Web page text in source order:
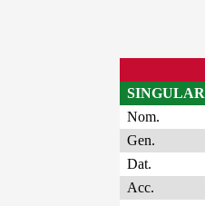
SINGULAR
Nom.
Gen.
Dat.
Acc.